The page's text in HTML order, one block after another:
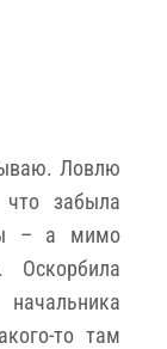
Ловлю
забыла
– а мимо
Оскорбила
то там